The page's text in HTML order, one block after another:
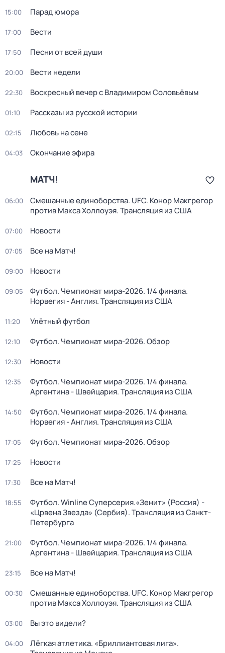
15:00 Парад юмора
17:00 Вести
17:50 Песни от всей души
20:00 Вести недели
22:30 Воскресный вечер с Владимиром Соловьёвым
01:10 Рассказы из русской истории
02:15 Любовь на сене
04:03 Окончание эфира
МАТЧ!
06:00
Смешанные единоборства. UFC. Конор Макгрегор
против Макса Холлоуэя. Трансляция из США
07:00 Новости
07:05 Все на Матч!
09:00 Новости
09:05
Футбол. Чемпионат мира-2026. 1/4 финала.
Норвегия - Англия. Трансляция из США
11:20 Улётный футбол
12:10 Футбол. Чемпионат мира-2026. Обзор
12:30 Новости
12:35
Футбол. Чемпионат мира-2026. 1/4 финала.
Аргентина - Швейцария. Трансляция из США
14:50
Футбол. Чемпионат мира-2026. 1/4 финала.
Норвегия - Англия. Трансляция из США
17:05 Футбол. Чемпионат мира-2026. Обзор
17:25 Новости
17:30 Все на Матч!
18:55
Футбол. Winline Суперсерия.«Зенит» (Россия) -
«Црвена Звезда» (Сербия). Трансляция из Санкт-
Петербурга
21:00
Футбол. Чемпионат мира-2026. 1/4 финала.
Аргентина - Швейцария. Трансляция из США
23:15 Все на Матч!
00:30
Смешанные единоборства. UFC. Конор Макгрегор
против Макса Холлоуэя. Трансляция из США
03:00 Вы это видели?
04:00
Лёгкая атлетика. «Бриллиантовая лига».